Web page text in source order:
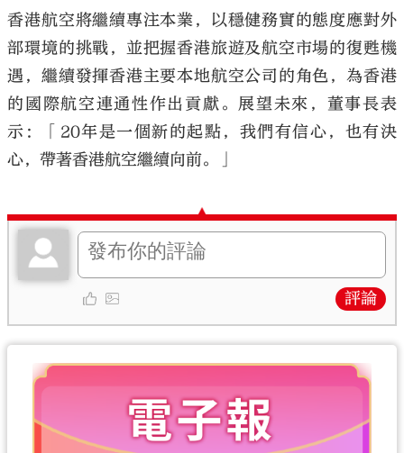
香港航空將繼續專注本業，以穩健務實的態度應對外
部環境的挑戰，並把握香港旅遊及航空市場的復甦機
遇，繼續發揮香港主要本地航空公司的角色，為香港
的國際航空連通性作出貢獻。展望未來，董事長表
示：「20年是一個新的起點，我們有信心，也有決
心，帶著香港航空繼續向前。」
評論